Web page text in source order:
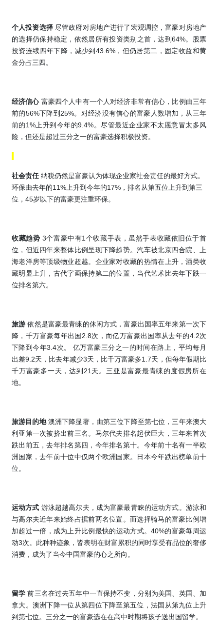
个人投资选择 尽管政府对房地产进行了宏观调控，富豪对房地产
的选择仍保持稳定，依然居所有投资类别之首，达到64%。股票
投资连续四年下降，减少到 43.6%，但仍居第二，固定收益和黄
金分占三四。
经济信心 富豪四个人中有一个人对经济非常有信心，比例由三年
前的56%下降到 25%。对经济没有信心的富豪人数增加，从三年
前的1%上升到今年的9.4%。 尽管最近企业家不太愿意冒太多风
险，但还是超过三分之一的富豪选择积极投资。
社会责任 纳税仍然是富豪认为体现企业家社会责任的最好方式。
环保由去年的11% 上升到今年的17% ，排名从第五位上升到第三
位， 45岁以下的富豪更注重环保。
收藏趋势 3个富豪中有1 个收藏手表，虽然手表收藏依旧位于首
位，但近四年来整体比例呈现下降趋势。汽车被北京四合院、上
海老洋房等顶级物业超越。企业家对收藏的热情在上升，酒类收
藏明显上升，古代字画保持第二的位置，当代艺术比去年下跌一
位排名第六。
旅游依然是富豪最青睐的休闲方式，富豪出国率五年来第一次下
降，千万富豪每年出国 2.8次，而亿万富豪出国率从去年的4.2次
下降到今年3.4次。 亿万富豪三分之一的时间在路上， 平均每月
出差9.2天，比去年减少3天，比千万富豪多1.7天，但每年假期比
千万富豪多一天，达到 21 天。 三亚是富豪最青睐的度假房所在
地。
旅游目的地澳洲下降显著，由第三位下降至第七位，三年来澳大
利亚第一次被挤出前三名。马尔代夫排名起伏巨大，三年来首次
跌出前五，去年排名第四，今年排名第十。今年前十名有一半欧
洲国家，去年前十位中仅两个欧洲国家。日本今年跌出榜单前十
位。
运动方式 游泳超越高尔夫，成为富豪最青睐的运动方式。游泳和
与高尔夫近年来始终占据前两名位置。而选择骑马的富豪比例增
加超过一倍，成为上升比例最快的运动方式。40%的富豪每周运
动3次。此种种迹象，皆表明在财富累积的同时享受有品位的奢侈
消费，成为了当今中国富豪的心之所向。
留学前三名在过去五年中一直保持不变，分别为美国、英国、加
拿大。澳洲下降一位从第四位下降至第五位，法国从第九位上升
到第七位。三分之一的富豪选在在高中时期将孩子送出国留学。